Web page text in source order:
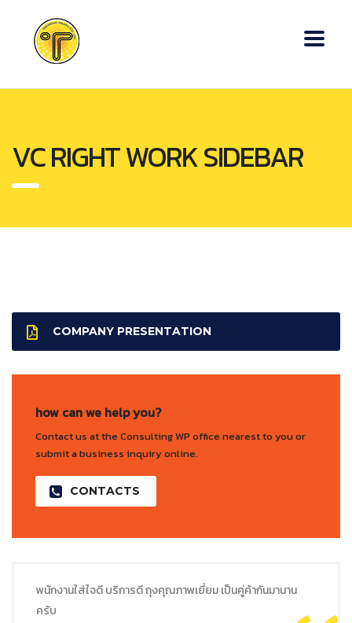
VC RIGHT WORK SIDEBAR
COMPANY PRESENTATION
how can we help you?
Contact us at the Consulting WP office nearest to you or
submit a business inquiry online.
CONTACTS
พนักงานใส่ใจดี บริการดี ถุงคุณภาพเยี่ยม เป็นคู่ค้ากันมานาน
ครับ